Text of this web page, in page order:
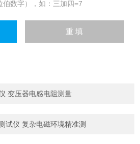
数字），如：三加四=7
变压器电感电阻测量
试仪 复杂电磁环境精准测